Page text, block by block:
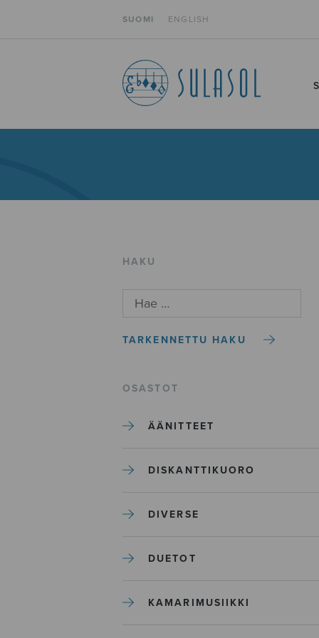
SUOMI ENGLISH
HAKU
TARKENNETTU HAKU
OSASTOT
ÄÄNITTEET
DISKANTTIKUORO
DIVERSE
DUETOT
KAMARIMUSIIKKI